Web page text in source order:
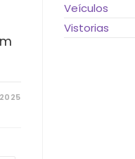
Veículos
Vistorias